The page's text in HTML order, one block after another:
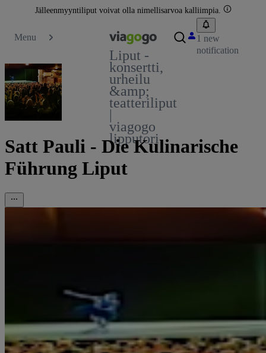
Jälleenmyyntiliput voivat olla nimellisarvoa kalliimpia.
Menu
Liput -
konsertti,
urheilu
&amp;
teatteriliput
|
viagogo
lipputori
1 new
notification
Satt Pauli - Die Kulinarische
Führung Liput